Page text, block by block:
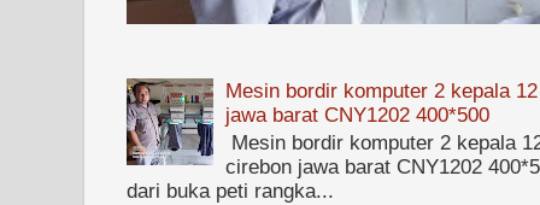
Mesin bordir komputer 2 kepala
jawa barat CNY1202 400*500
Mesin bordir komputer 2 kepala
cirebon jawa barat CNY1202
dari buka peti rangka...